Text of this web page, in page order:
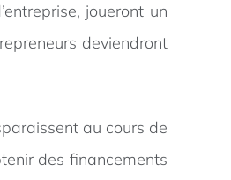
joueront un
deviendront
au cours de
des financements